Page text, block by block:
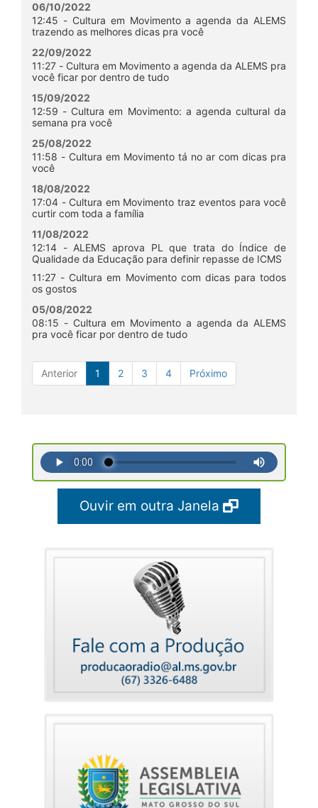
06/10/2022
12:45 - Cultura em Movimento a agenda da ALEMS
trazendo as melhores dicas pra você
22/09/2022
11:27 - Cultura em Movimento a agenda da ALEMS pra
você ficar por dentro de tudo
15/09/2022
12:59 - Cultura em Movimento: a agenda cultural da
semana pra você
25/08/2022
11:58 - Cultura em Movimento tá no ar com dicas pra
você
18/08/2022
17:04 - Cultura em Movimento traz eventos para você
curtir com toda a família
11/08/2022
12:14 - ALEMS aprova PL que trata do Índice de
Qualidade da Educação para definir repasse de ICMS
11:27 - Cultura em Movimento com dicas para todos
os gostos
05/08/2022
08:15 - Cultura em Movimento a agenda da ALEMS
pra você ficar por dentro de tudo
Anterior 1 2 3 4 Próximo
Ouvir em outra Janela